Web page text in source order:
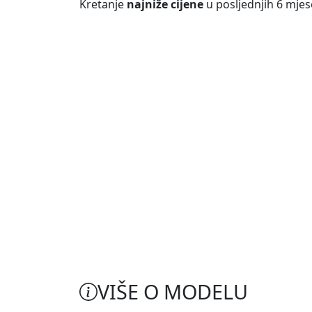
Kretanje najniže cijene u posljednjih 6
VIŠE O MODELU